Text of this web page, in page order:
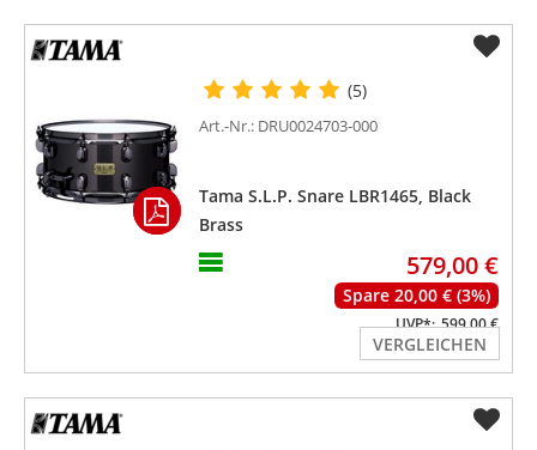
(5)
Art.-Nr.: DRU0024703-000
Tama S.L.P. Snare LBR1465, Black
Brass
579,00 €
Spare 20,00 € (3%)
UVP*: 599,00 €
VERGLEICHEN